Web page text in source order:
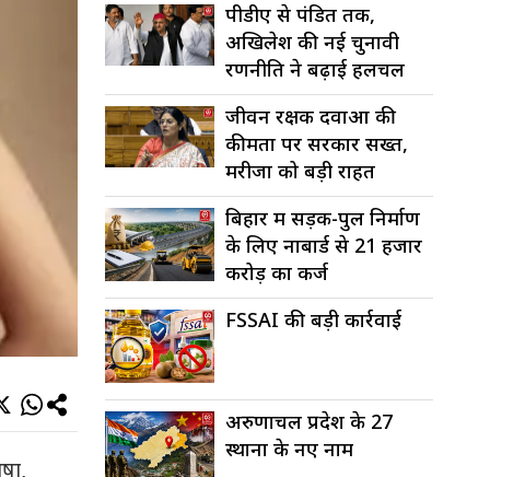
पीडीए से पंडित तक,
अखिलेश की नई चुनावी
रणनीति ने बढ़ाई हलचल
जीवन रक्षक दवाओं की
कीमतों पर सरकार सख्त,
मरीजों को बड़ी राहत
बिहार में सड़क-पुल निर्माण
के लिए नाबार्ड से 21 हजार
करोड़ का कर्ज
FSSAI की बड़ी कार्रवाई
अरुणाचल प्रदेश के 27
स्थानों के नए नाम